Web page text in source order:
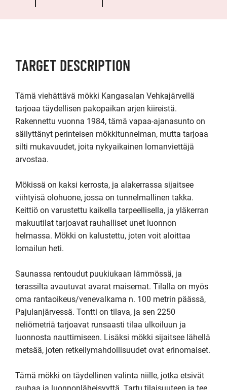
TARGET DESCRIPTION
Tämä viehättävä mökki Kangasalan Vehkajärvellä
tarjoaa täydellisen pakopaikan arjen kiireistä.
Rakennettu vuonna 1984, tämä vapaa-ajanasunto on
säilyttänyt perinteisen mökkitunnelman, mutta tarjoaa
silti mukavuudet, joita nykyaikainen lomanviettäjä
arvostaa.
Mökissä on kaksi kerrosta, ja alakerrassa sijaitsee
viihtyisä olohuone, jossa on tunnelmallinen takka.
Keittiö on varustettu kaikella tarpeellisella, ja yläkerran
makuutilat tarjoavat rauhalliset unet luonnon
helmassa. Mökki on kalustettu, joten voit aloittaa
lomailun heti.
Saunassa rentoudut puukiukaan lämmössä, ja
terassilta avautuvat avarat maisemat. Tilalla on myös
oma rantaoikeus/venevalkama n. 100 metrin päässä,
Pajulanjärvessä. Tontti on tilava, ja sen 2250
neliömetriä tarjoavat runsaasti tilaa ulkoiluun ja
luonnosta nauttimiseen. Lisäksi mökki sijaitsee lähellä
metsää, joten retkeilymahdollisuudet ovat erinomaiset.
Tämä mökki on täydellinen valinta niille, jotka etsivät